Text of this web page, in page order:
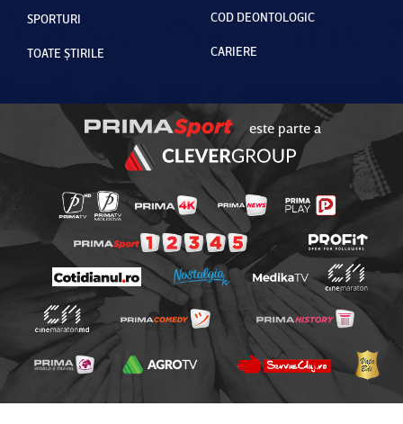
SPORTURI
TOATE ȘTIRILE
COD DEONTOLOGIC
CARIERE
este parte a